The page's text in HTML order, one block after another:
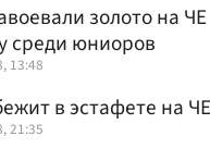
золото на ЧЕ
среди юниоров
13:48
в эстафете на ЧЕ
21:35